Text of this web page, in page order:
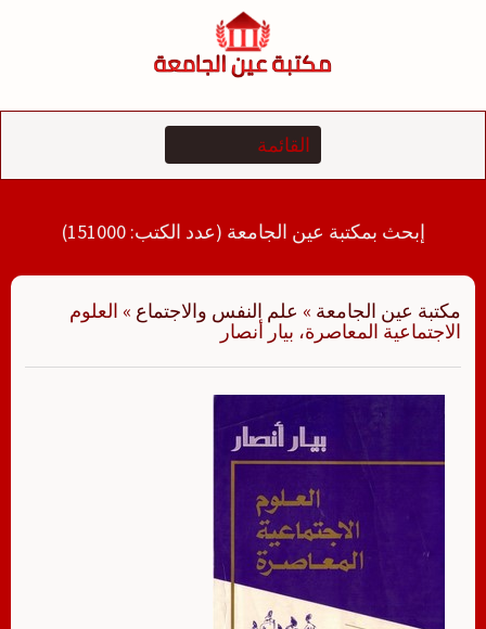
إبحث بمكتبة عين الجامعة (عدد الكتب: 151000)
مكتبة عين الجامعة » علم النفس والاجتماع » العلوم
الاجتماعية المعاصرة، بيار أنصار